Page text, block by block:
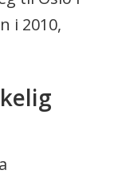
i 2010,